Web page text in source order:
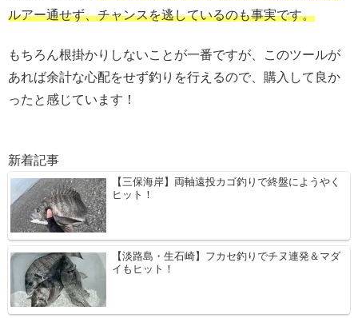
ルアー通せず、チャンスを逃しているのも事実です。
もちろん根掛かりしないことが一番ですが、このツールが
あれば余計な心配をせず釣りを行えるので、購入して良か
ったと感じています！
新着記事
【三保海岸】両軸遠投カゴ釣りで終盤にようやく
ヒット！
【淡路島・生石崎】フカセ釣りでチヌ連発＆マダ
イもヒット！